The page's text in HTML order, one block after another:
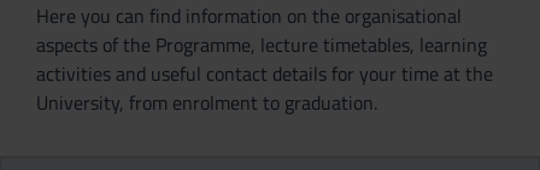
Here you can find information on the organisational
aspects of the Programme, lecture timetables, learning
activities and useful contact details for your time at the
University, from enrolment to graduation.